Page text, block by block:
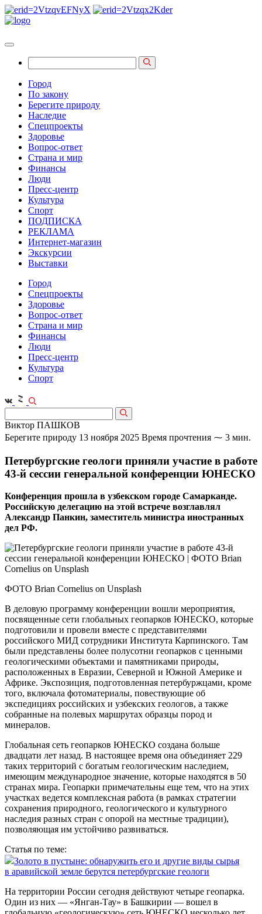
Город
По закону
Берегите природу
Наследие
Спецпроекты
Здоровье
Вопрос-ответ
Страна и мир
Финансы
Люди
Пресс-центр
Культура
Спорт
ПОДПИСКА
РЕКЛАМА
Интернет-магазин
Экскурсии
Выставки
Город
Спецпроекты
Здоровье
Вопрос-ответ
Страна и мир
Финансы
Люди
Пресс-центр
Культура
Спорт
Виктор ПАШКОВ
Берегите природу 13 ноября 2025 Время прочтения ⁓ 3 мин.
Петербургские геологи приняли участие в работе
43‑й сессии генеральной конференции ЮНЕСКО
Конференция прошла в узбекском городе Самарканде.
Российскую делегацию на этой встрече возглавлял
Александр Панкин, заместитель министра иностранных
дел РФ.
ФОТО Brian Cornelius on Unsplash
В деловую программу конференции вошли мероприятия,
посвященные сети глобальных геопарков ­ЮНЕСКО, которые
подготовили и провели вместе с представителями
российского МИД сотрудники Института Карпинского. Там
были представлены более полусотни гео­парков с ценными
геологическими объектами и памятниками природы,
расположенных в Евразии, Северной и Южной Америке и
Африке. Экспозиция, подготовленная петербуржцами, кроме
того, включала фотоматериалы, повествующие об
экспедициях российских и узбекских геологов, а также
собранные на полевых маршрутах образцы пород и
минералов.
Глобальная сеть геопарков ­ЮНЕСКО создана больше
двадцати лет назад. В настоящее время она объединяет 229
таких территорий с богатым геологическим наследием,
имеющим международное значение, которые находятся в 50
странах мира. Геопарки примечательны еще тем, что на этих
участках ведется комплексная работа (в рамках стратегии
сохранения природного, геологического и культурного
наследия разных стран с опорой на местные традиции),
позволяющая им устойчиво развиваться.
Статья по теме:
Золото в пустыне: обнаружить его и другие виды сырья
в аравийской земле берутся петербургские геологи
На территории России сегодня действуют четыре геопарка.
Один из них — «Янган-Тау» в Башкирии — вошел в